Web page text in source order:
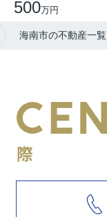
500万円
海南市の不動産一覧